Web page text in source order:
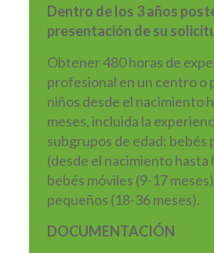
Dentro de los 3 años
presentación de su
Obtener 480 horas de
profesional en un centro o
niños desde el nacimiento
meses, incluida la
subgrupos de edad: bebés
(desde el nacimiento hasta
bebés móviles (9-17
pequeños (18-36 meses).
DOCUMENTACIÓN